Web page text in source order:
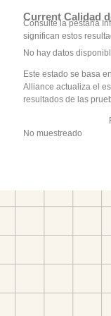
Current Calidad
Consulte la pestaña
significan estos
No hay datos
Este estado se basa
Alliance actualiza el
resultados de las
No muestreado